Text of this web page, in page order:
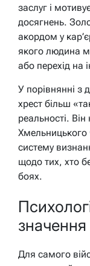
заслуг і
досягнень.
акордом у
якого людина
або перехід на
У порівнянні
хрест більш
реальності.
Хмельницького
систему
щодо тих, хто
боях.
Для самого